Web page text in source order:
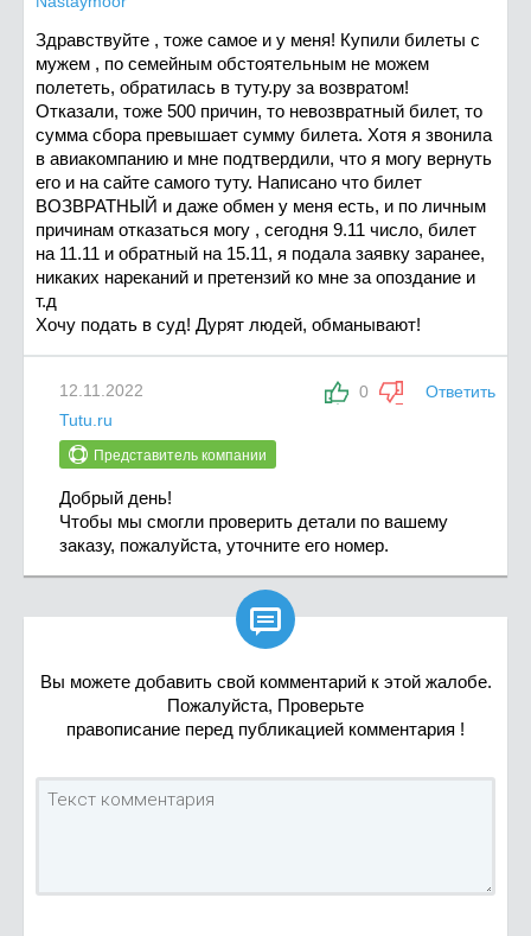
Здравствуйте , тоже самое и у меня! Купили билеты с
мужем , по семейным обстоятельным не можем
полететь, обратилась в туту.ру за возвратом!
Отказали, тоже 500 причин, то невозвратный билет, то
сумма сбора превышает сумму билета. Хотя я звонила
в авиакомпанию и мне подтвердили, что я могу вернуть
его и на сайте самого туту. Написано что билет
ВОЗВРАТНЫЙ и даже обмен у меня есть, и по личным
причинам отказаться могу , сегодня 9.11 число, билет
на 11.11 и обратный на 15.11, я подала заявку заранее,
никаких нареканий и претензий ко мне за опоздание и
т.д
Хочу подать в суд! Дурят людей, обманывают!
0 Ответить
12.11.2022
Tutu.ru
Представитель компании
Добрый день!
Чтобы мы смогли проверить детали по вашему
заказу, пожалуйста, уточните его номер.

Вы можете добавить свой комментарий к этой жалобе.
Пожалуйста, Проверьте
правописание перед публикацией комментария !